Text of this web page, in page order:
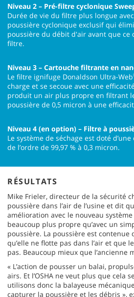
Niveau 2 – Pré-filtre cyclonique
Durée de vie du filtre plus longue
poussière cyclonique exclusif qui
poussière du débit d'air avant que ce
filtre.
Niveau 3 – Cartouche filtrante en
Le filtre ignifuge Donaldson Ultra-Web
charge et se secoue avec une
produit un air plus propre en filtrant
poussière de 0,5 micron à une
Niveau 4 (en option) – Filtre à
Le système de séchage est doté
de l’ordre de 99,97 % à 0,3 micron.
RÉSULTATS
Mike Frieler, directeur de la sécurité
poussière dans l’air de l’usine et dit
amélioration avec le nouveau système
beaucoup plus propre qu’avec un
poussière. La poussière est contenue
qu’elle ne flotte pas dans l’air et que
pas. Beaucoup mieux que l’ancienne
« L’action de pousser un balai,
airs. Et l’OSHA ne veut plus que cela
utilisons donc la balayeuse
capturer la poussière et les débris »,